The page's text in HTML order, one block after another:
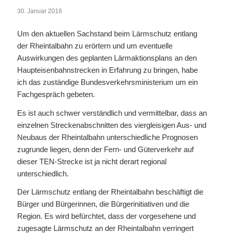
30. Januar 2018
Um den aktuellen Sachstand beim Lärmschutz entlang
der Rheintalbahn zu erörtern und um eventuelle
Auswirkungen des geplanten Lärmaktionsplans an den
Haupteisenbahnstrecken in Erfahrung zu bringen, habe
ich das zuständige Bundesverkehrsministerium um ein
Fachgespräch gebeten.
Es ist auch schwer verständlich und vermittelbar, dass an
einzelnen Streckenabschnitten des viergleisigen Aus- und
Neubaus der Rheintalbahn unterschiedliche Prognosen
zugrunde liegen, denn der Fern- und Güterverkehr auf
dieser TEN-Strecke ist ja nicht derart regional
unterschiedlich.
Der Lärmschutz entlang der Rheintalbahn beschäftigt die
Bürger und Bürgerinnen, die Bürgerinitiativen und die
Region. Es wird befürchtet, dass der vorgesehene und
zugesagte Lärmschutz an der Rheintalbahn verringert